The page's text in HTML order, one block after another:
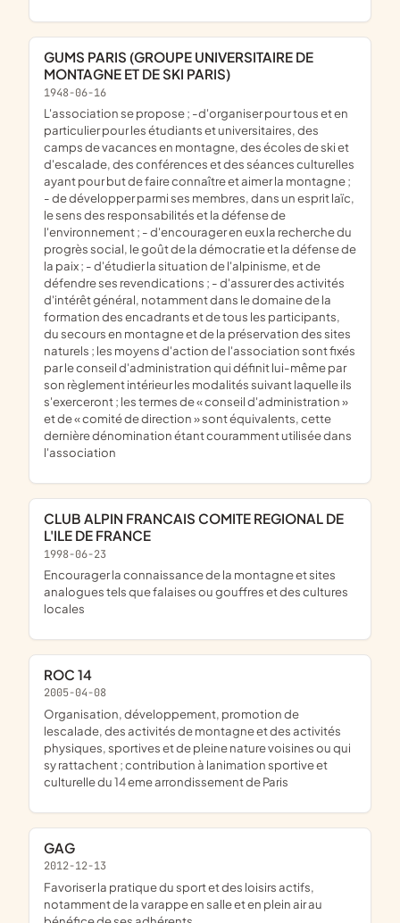
GUMS PARIS (GROUPE UNIVERSITAIRE DE
MONTAGNE ET DE SKI PARIS)
1948-06-16
l'association se propose ; -d'organiser pour tous et en
particulier pour les étudiants et universitaires, des
camps de vacances en montagne, des écoles de ski et
d'escalade, des conférences et des séances culturelles
ayant pour but de faire connaître et aimer la montagne ;
- de développer parmi ses membres, dans un esprit laïc,
le sens des responsabilités et la défense de
l'environnement ; - d'encourager en eux la recherche du
progrès social, le goût de la démocratie et la défense de
la paix ; - d'étudier la situation de l'alpinisme, et de
défendre ses revendications ; - d'assurer des activités
d'intérêt général, notamment dans le domaine de la
formation des encadrants et de tous les participants,
du secours en montagne et de la préservation des sites
naturels ; les moyens d'action de l'association sont fixés
par le conseil d'administration qui définit lui-même par
son règlement intérieur les modalités suivant laquelle ils
s'exerceront ; les termes de « conseil d'administration »
et de « comité de direction » sont équivalents, cette
dernière dénomination étant couramment utilisée dans
l'association
CLUB ALPIN FRANCAIS COMITE REGIONAL DE
L'ILE DE FRANCE
1998-06-23
encourager la connaissance de la montagne et sites
analogues tels que falaises ou gouffres et des cultures
locales
ROC 14
2005-04-08
organisation, développement, promotion de
lescalade, des activités de montagne et des activités
physiques, sportives et de pleine nature voisines ou qui
sy rattachent ; contribution à lanimation sportive et
culturelle du 14 eme arrondissement de Paris
GAG
2012-12-13
favoriser la pratique du sport et des loisirs actifs,
notamment de la varappe en salle et en plein air au